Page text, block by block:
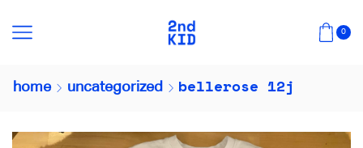
0
home uncategorized bellerose 12j